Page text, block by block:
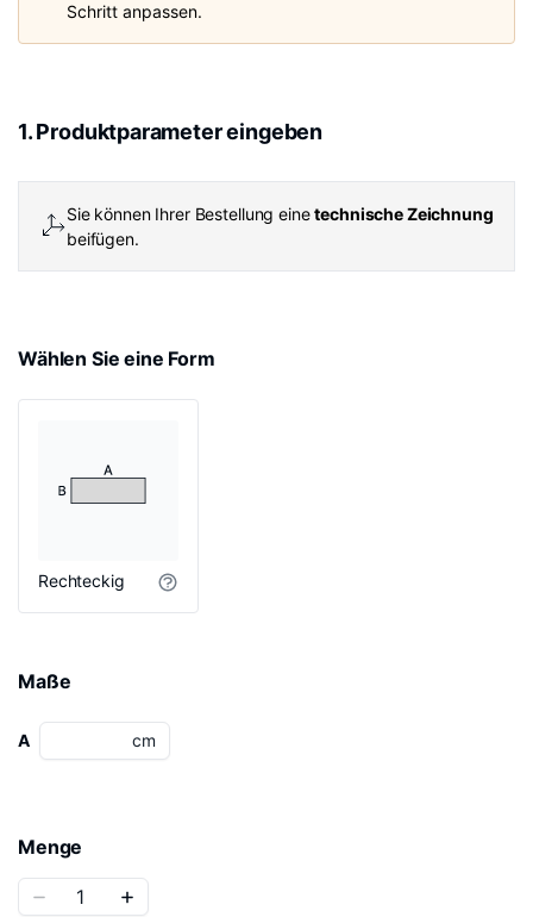
Schritt anpassen.
1. Produktparameter eingeben
Sie können Ihrer Bestellung einetechnische Zeichnung
beifügen.
Wählen Sie eine Form
Rechteckig
Maße
A cm
Menge